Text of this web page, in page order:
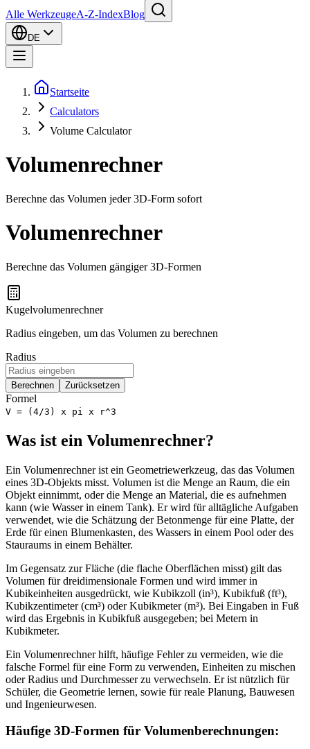
Alle WerkzeugeA-Z-IndexBlog
DE
Startseite
Calculators
Volume Calculator
Volumenrechner
Berechne das Volumen jeder 3D-Form sofort
Volumenrechner
Berechne das Volumen gängiger 3D-Formen
Kugelvolumenrechner
Radius eingeben, um das Volumen zu berechnen
Radius
Berechnen Zurücksetzen
Formel
V = (4/3) x pi x r^3
Was ist ein Volumenrechner?
Ein Volumenrechner ist ein Geometriewerkzeug, das das Volumen
eines 3D-Objekts misst. Volumen ist die Menge an Raum, die ein
Objekt einnimmt, oder die Menge an Material, die es aufnehmen
kann (wie Wasser in einem Tank). Er wird für alltägliche Aufgaben
verwendet, wie die Schätzung der Betonmenge für eine Platte, der
Erde für einen Blumenkasten, des Wassers in einem Pool oder des
Stauraums in einem Behälter.
Im Gegensatz zur Fläche (die flache Oberflächen misst) gilt das
Volumen für dreidimensionale Formen und wird immer in
Kubikeinheiten ausgedrückt, wie Kubikzoll (in³), Kubikfuß (ft³),
Kubikzentimeter (cm³) oder Kubikmeter (m³). Bei Eingaben in Fuß
wird das Ergebnis in Kubikfuß ausgegeben; bei Metern in
Kubikmeter.
Ein Volumenrechner hilft, häufige Fehler zu vermeiden, wie die
falsche Formel für eine Form zu verwenden, Einheiten zu mischen
oder Radius und Durchmesser zu verwechseln. Er ist nützlich für
Schüler, die Geometrie lernen, sowie für reale Planung, Bauwesen
und Ingenieurwesen.
Häufige 3D-Formen für Volumenberechnungen: